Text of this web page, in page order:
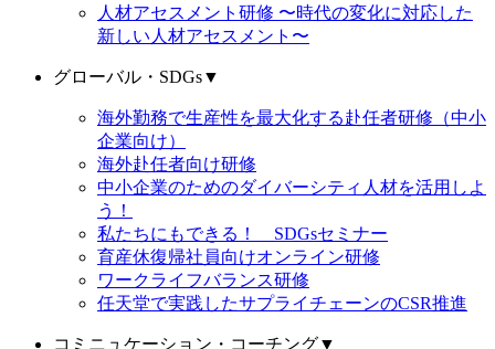
人材アセスメント研修 〜時代の変化に対応した
新しい人材アセスメント〜
グローバル・SDGs▼
海外勤務で生産性を最大化する赴任者研修（中小
企業向け）
海外赴任者向け研修
中小企業のためのダイバーシティ人材を活用しよ
う！
私たちにもできる！ SDGsセミナー
育産休復帰社員向けオンライン研修
ワークライフバランス研修
任天堂で実践したサプライチェーンのCSR推進
コミニュケーション・コーチング▼